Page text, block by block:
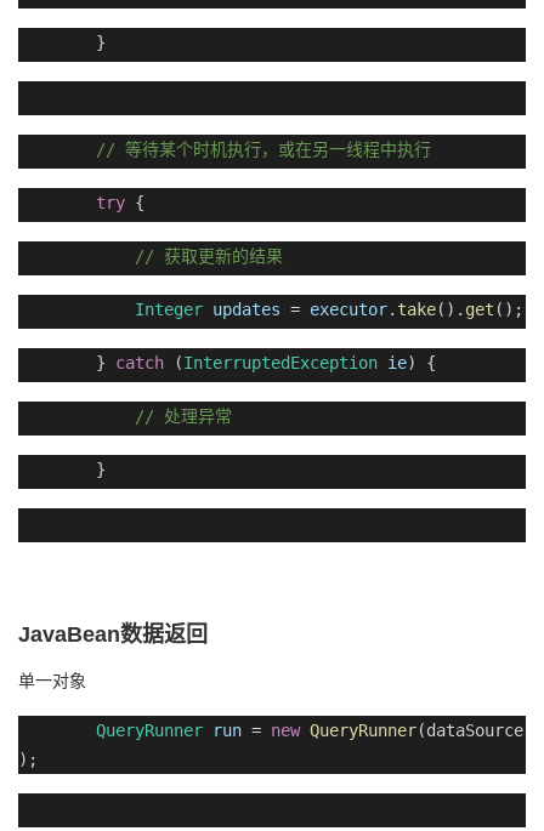
}
// 等待某个时机执行，或在另一线程中执行
try {
// 获取更新的结果
Integer updates = executor. take(). get ();
} catch (InterruptedException ie) {
// 处理异常
}
JavaBean数据返回
单一对象
QueryRunner run = new QueryRunner(dataSource
);